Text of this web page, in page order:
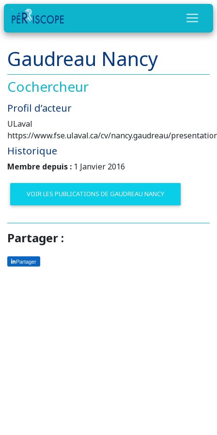
Gaudreau Nancy
Cochercheur
Profil d’acteur
ULaval
https://www.fse.ulaval.ca/cv/nancy.gaudreau/
Historique
Membre depuis : 1 Janvier 2016
VOIR LES PUBLICATIONS DE GAUDREAU NANCY
Partager :
Partager